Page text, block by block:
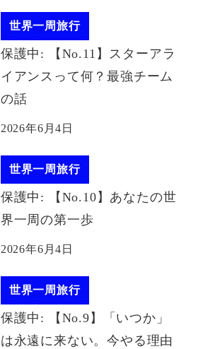
世界一周旅行
保護中: 【No.11】スターアラ
イアンスって何？最強チーム
の話
2026年6月4日
世界一周旅行
保護中: 【No.10】あなたの世
界一周の第一歩
2026年6月4日
世界一周旅行
保護中: 【No.9】「いつか」
は永遠に来ない。今やる理由